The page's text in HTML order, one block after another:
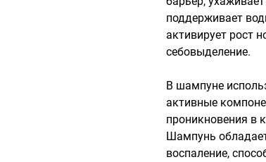
поддерживает
активирует рост
себовыделение.
В шампуне
активные
проникновения в
Шампунь
воспаление,